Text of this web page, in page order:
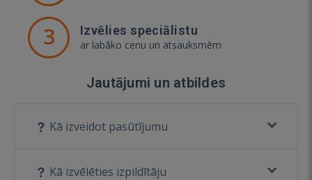
3 Izvēlies speciālistu
ar labāko cenu un atsauksmēm
Jautājumi un atbildes
Kā izveidot pasūtījumu
Kā izvēlēties izpildītāju